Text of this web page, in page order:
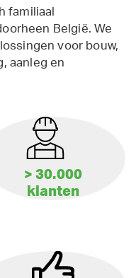
familiaal
België. We
voor bouw,
aanleg en
> 30.000
klanten